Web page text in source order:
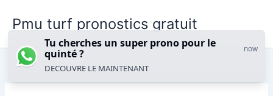
Pmu turf pronostics gratuit
Tu cherches un super prono pour le
quinté ?
now
DECOUVRE LE MAINTENANT